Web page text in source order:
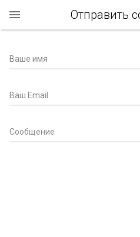
Отправить